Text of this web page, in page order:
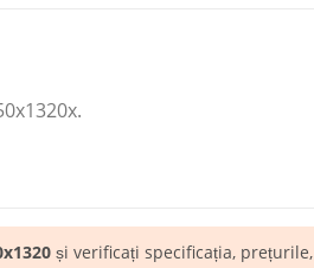
și verificați specificația, prețurile,